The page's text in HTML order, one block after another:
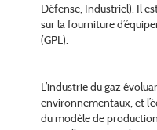
Défense, Industriel). Il
sur la fourniture
(GPL).
L’industrie du gaz
environnementaux, et
du modèle de